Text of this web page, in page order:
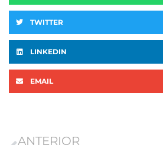
TWITTER
LINKEDIN
EMAIL
ANTERIOR